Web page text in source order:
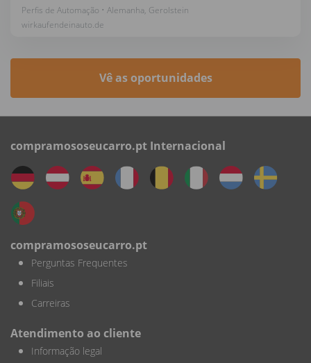
Perfis de Automação • Alemanha, Gerolstein
wirkaufendeinauto.de
Vê as oportunidades
compramososeucarro.pt Internacional
compramososeucarro.pt
Perguntas Frequentes
Filiais
Carreiras
Atendimento ao cliente
Informação legal